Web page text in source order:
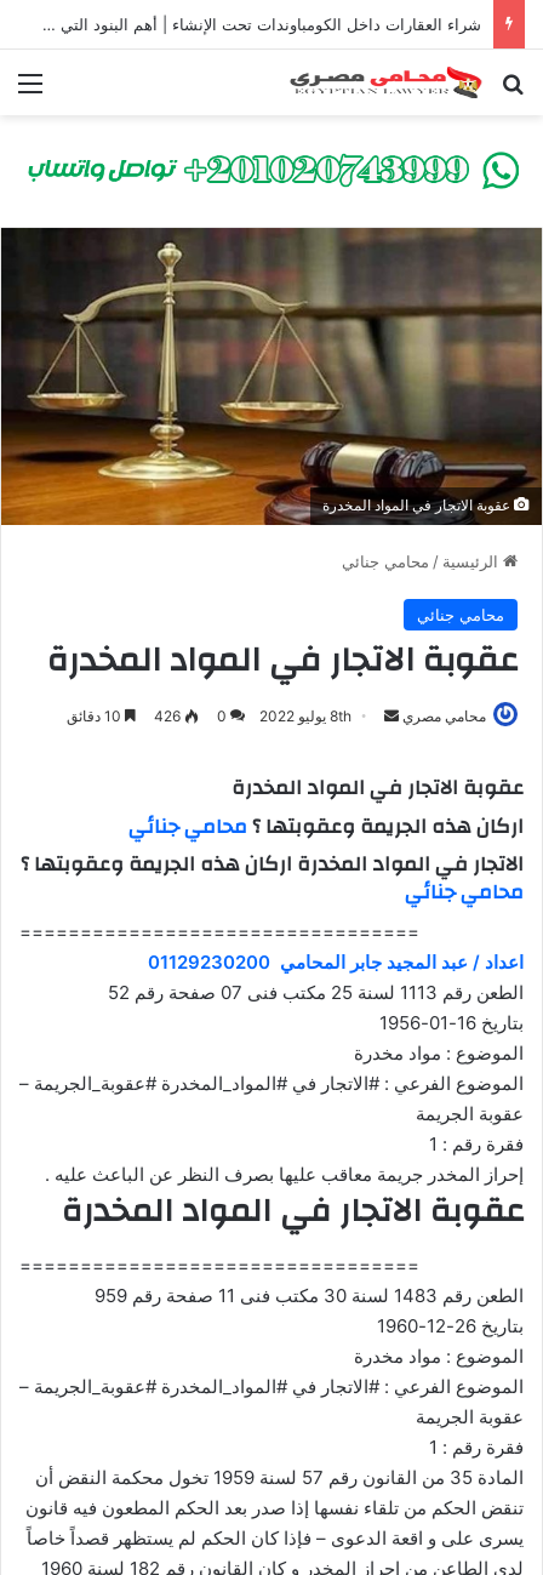
شراء العقارات داخل الكومباوندات تحت الإنشاء | أهم البنود التي تحمي المشتري في القانون المصري
بحث عن
عقوبة الاتجار في المواد المخدرة
الرئيسية / محامي جنائي
محامي جنائي
عقوبة الاتجار في المواد المخدرة
محامي مصري
أرسل 8th يوليو 2022 0
426
عقوبة الاتجار في المواد المخدرة
اركان هذه الجريمة وعقوبتها ؟محامي جنائي
الاتجار في المواد المخدرة اركان هذه الجريمة وعقوبتها ؟
محامي جنائي
=================================
اعداد / عبد المجيد جابر المحامي 01129230200
الطعن رقم 1113 لسنة 25 مكتب فنى 07 صفحة رقم 52
بتاريخ 16-01-1956
الموضوع : مواد مخدرة
الموضوع الفرعي : #الاتجار في #المواد_المخدرة #عقوبة_الجريمة –
عقوبة الجريمة
فقرة رقم : 1
إحراز المخدر جريمة معاقب عليها بصرف النظر عن الباعث عليه .
عقوبة الاتجار في المواد المخدرة
=================================
الطعن رقم 1483 لسنة 30 مكتب فنى 11 صفحة رقم 959
بتاريخ 26-12-1960
الموضوع : مواد مخدرة
الموضوع الفرعي : #الاتجار في #المواد_المخدرة #عقوبة_الجريمة –
عقوبة الجريمة
فقرة رقم : 1
المادة 35 من القانون رقم 57 لسنة 1959 تخول محكمة النقض أن
تنقض الحكم من تلقاء نفسها إذا صدر بعد الحكم المطعون فيه قانون
يسرى على و اقعة الدعوى – فإذا كان الحكم لم يستظهر قصداً خاصاً
لدى الطاعن من إحراز المخدر و كان القانون رقم 182 لسنة 1960